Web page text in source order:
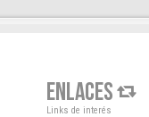
ENLACES
Links de interés